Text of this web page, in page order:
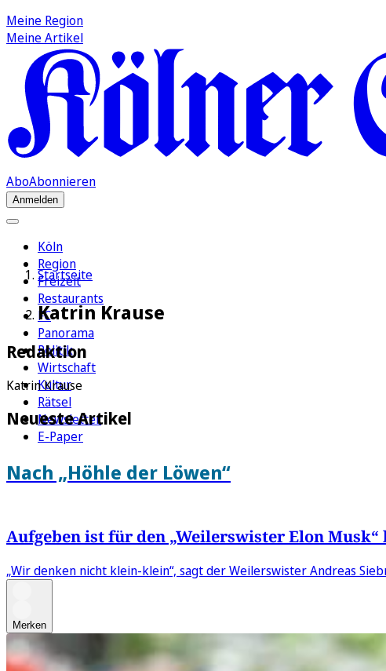
Meine Region
Meine Artikel
AboAbonnieren
Anmelden
Köln
Region
Freizeit
Restaurants
FC
Panorama
Politik
Wirtschaft
Kultur
Rätsel
Newsletter
E-Paper
Startseite
Katrin Krause
Redaktion
Katrin Krause
Neueste Artikel
Nach „Höhle der Löwen“
Aufgeben ist für den „Weilerswister Elon
„Wir denken nicht klein-klein“, sagt der Weilerswister Andreas
Merken